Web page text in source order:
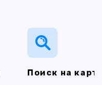
Поиск на